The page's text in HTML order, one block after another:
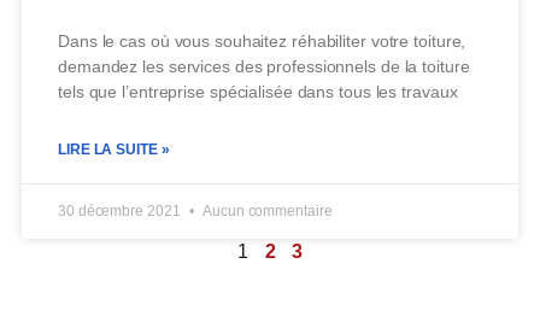
Dans le cas où vous souhaitez réhabiliter votre toiture,
demandez les services des professionnels de la toiture
tels que l’entreprise spécialisée dans tous les travaux
LIRE LA SUITE »
30 décembre 2021 Aucun commentaire
1 2 3